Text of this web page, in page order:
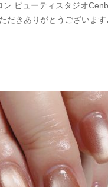
ビューティスタジオ
だきありがとうございます